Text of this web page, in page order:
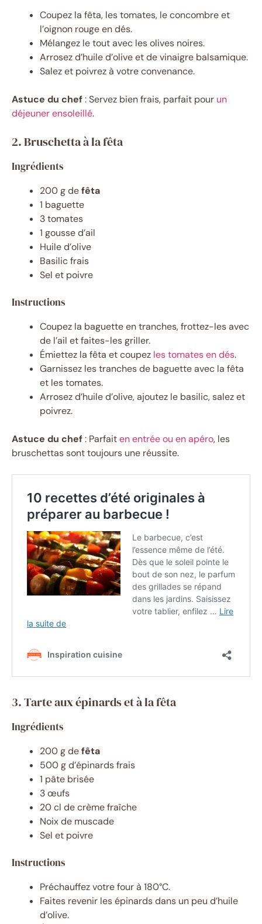
Coupez la fêta, les tomates, le concombre et
l’oignon rouge en dés.
Mélangez le tout avec les olives noires.
Arrosez d’huile d’olive et de vinaigre balsamique.
Salez et poivrez à votre convenance.
Astuce du chef: Servez bien frais, parfait pour un
déjeuner ensoleillé.
2. Bruschetta à la fêta
Ingrédients
200 g defêta
1 baguette
3 tomates
1 gousse d’ail
Huile d’olive
Basilic frais
Sel et poivre
Instructions
Coupez la baguette en tranches, frottez-les avec
de l’ail et faites-les griller.
Émiettez la fêta et coupez les tomates en dés.
Garnissez les tranches de baguette avec la fêta
et les tomates.
Arrosez d’huile d’olive, ajoutez le basilic, salez et
poivrez.
Astuce du chef: Parfaiten entrée ou en apéro, les
bruschettas sont toujours une réussite.
3. Tarte aux épinards et à la fêta
Ingrédients
200 g defêta
500 g d’épinards frais
1 pâte brisée
3 œufs
20 cl de crème fraîche
Noix de muscade
Sel et poivre
Instructions
Préchauffez votre four à 180°C.
Faites revenir les épinards dans un peu d’huile
d’olive.